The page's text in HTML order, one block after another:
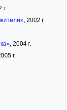
г.
, 2002 г.
, 2004 г.
г.